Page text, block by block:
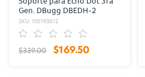
Gen. DBugg DBEDH-2
Negro
SKU: 100193612
$339.00 $169.50